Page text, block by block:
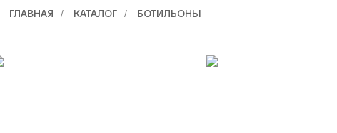
ГЛАВНАЯ / КАТАЛОГ / БОТИЛЬОНЫ